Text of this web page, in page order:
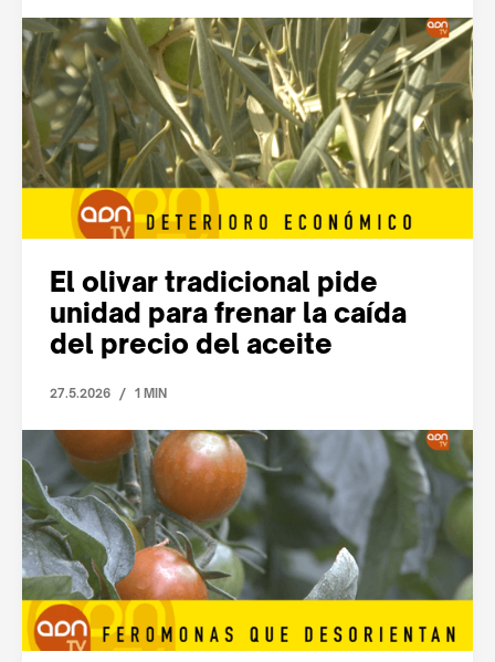
El olivar tradicional pide
unidad para frenar la caída
del precio del aceite
27.5.2026 / 1 MIN